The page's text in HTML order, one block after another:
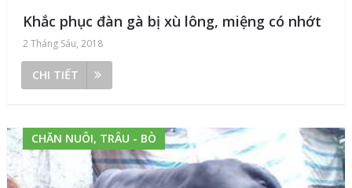
Khắc phục đàn gà bị xù lông, miệng có nhớt
2 Tháng Sáu, 2018
CHI TIẾT
CHĂN NUÔI, TRÂU - BÒ